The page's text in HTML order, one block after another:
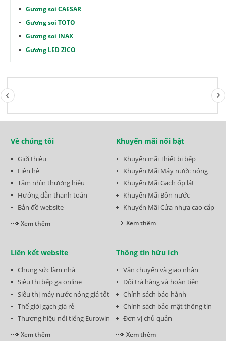
Gương soi CAESAR
Gương soi TOTO
Gương soi INAX
Gương LED ZICO
Về chúng tôi
Giới thiệu
Liên hệ
Tầm nhìn thương hiệu
Hướng dẫn thanh toán
Bản đồ website
Xem thêm
Khuyến mãi nổi bật
Khuyến mãi Thiết bị bếp
Khuyến Mãi Máy nước nóng
Khuyến Mãi Gạch ốp lát
Khuyến Mãi Bồn nước
Khuyến Mãi Cửa nhựa cao cấp
Xem thêm
Liên kết website
Chung sức làm nhà
Siêu thị bếp ga online
Siêu thị máy nước nóng giá tốt
Thế giới gạch giá rẻ
Thương hiệu nổi tiếng Eurowin
Xem thêm
Thông tin hữu ích
Vận chuyển và giao nhận
Đổi trả hàng và hoàn tiền
Chính sách bảo hành
Chính sách bảo mật thông tin
Đơn vị chủ quản
Xem thêm